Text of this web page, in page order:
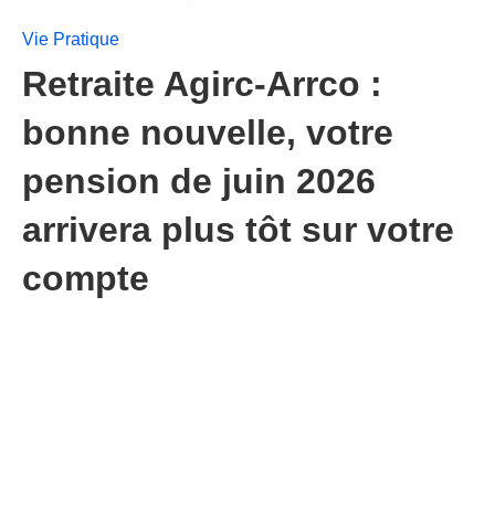
Vie Pratique
Retraite Agirc-Arrco :
bonne nouvelle, votre
pension de juin 2026
arrivera plus tôt sur votre
compte